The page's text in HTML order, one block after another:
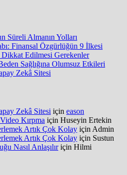
Süreli Almanın Yolları
Finansal Özgürlüğün 9 İlkesi
Dikkat Edilmesi Gerekenler
Sağlığına Olumsuz Etkileri
Zekâ Sitesi
Zekâ Sitesi için eason
Kırpma için Huseyin Ertekin
Artık Çok Kolay için Admin
Artık Çok Kolay için Sustun
Nasıl Anlaşılıriçin Hilmi